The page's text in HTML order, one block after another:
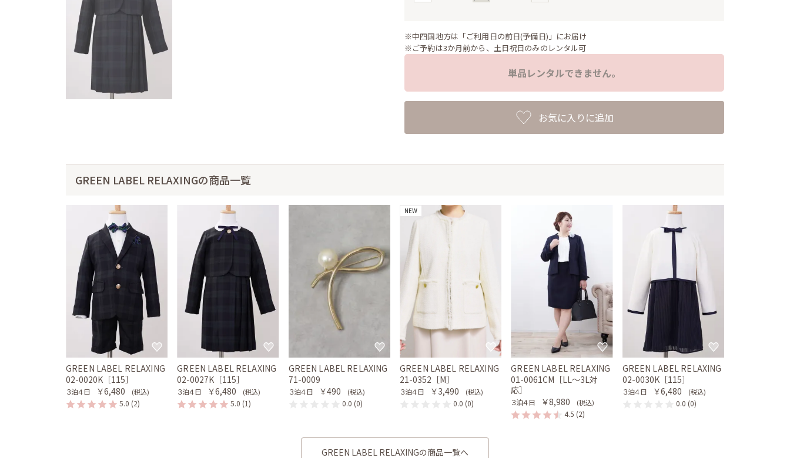
※中四国地方は「ご利用日の前日(予備日)」にお届け
※ご予約は3か月前から、土日祝日のみのレンタル可
単品レンタルできません。
お気に入りに追加
GREEN LABEL RELAXINGの商品一覧
GREEN LABEL RELAXING
02-0020K［115］
３泊４日 ￥6,480 (税込)
5.0 (2)
GREEN LABEL RELAXING
02-0027K［115］
３泊４日 ￥6,480 (税込)
5.0 (1)
GREEN LABEL RELAXING
71-0009
３泊４日 ￥490 (税込)
0.0 (0)
NEW
GREEN LABEL RELAXING
21-0352［M］
３泊４日 ￥3,490 (税込)
0.0 (0)
GREEN LABEL RELAXING
01-0061CM［LL〜3L対
応］
３泊４日 ￥8,980 (税込)
4.5 (2)
GREEN LABEL RELAXING
02-0030K［115］
３泊４日 ￥6,480 (税込)
0.0 (0)
GREEN LABEL RELAXINGの商品一覧へ